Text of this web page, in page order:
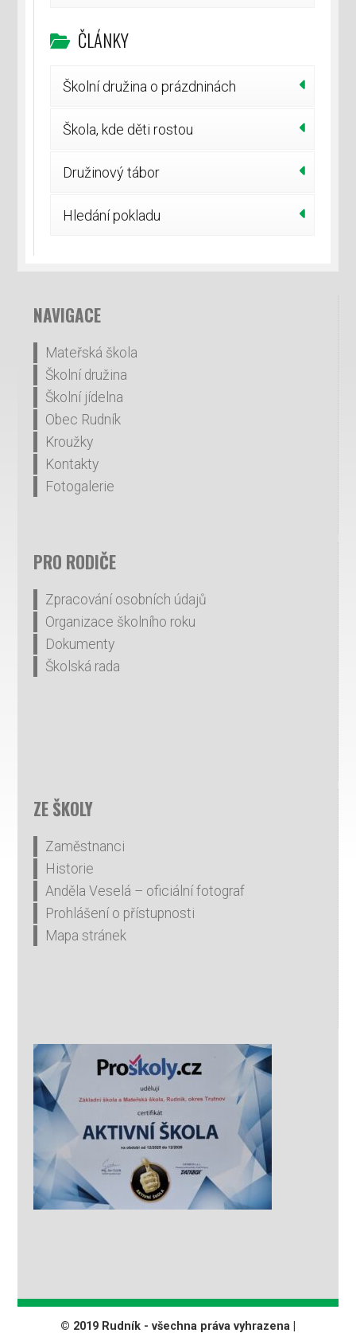
ČLÁNKY
Školní družina o prázdninách
Škola, kde děti rostou
Družinový tábor
Hledání pokladu
NAVIGACE
Mateřská škola
Školní družina
Školní jídelna
Obec Rudník
Kroužky
Kontakty
Fotogalerie
PRO RODIČE
Zpracování osobních údajů
Organizace školního roku
Dokumenty
Školská rada
ZE ŠKOLY
Zaměstnanci
Historie
Anděla Veselá – oficiální fotograf
Prohlášení o přístupnosti
Mapa stránek
© 2019 Rudník - všechna práva vyhrazena |